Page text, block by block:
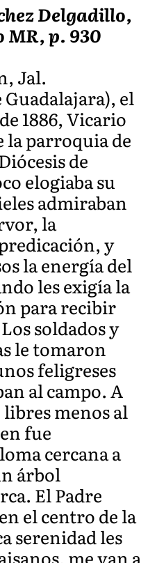
Delgadillo,
p. 930
Jal.
el
1886, Vicario
la parroquia de
de
elogiaba su
admiraban
la
y
la energía del
les exigía la
para recibir
soldados y
le tomaron
feligreses
al campo. A
menos al
fue
cercana a
árbol
El Padre
el centro de la
serenidad les
me van a